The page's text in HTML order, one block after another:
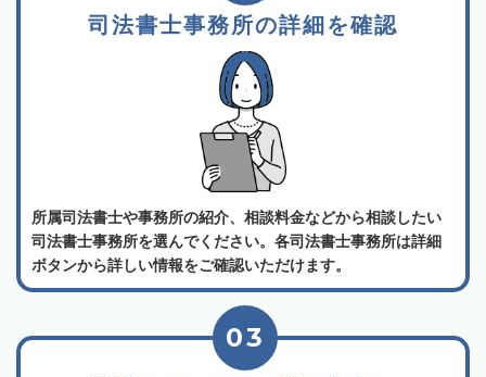
司法書士事務所の詳細を確認
所属司法書士や事務所の紹介、相談料金などから相談したい
司法書士事務所を選んでください。各司法書士事務所は詳細
ボタンから詳しい情報をご確認いただけます。
03